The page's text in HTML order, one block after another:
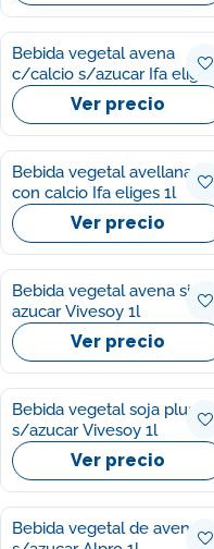
Bebida vegetal avena
c/calcio s/azucar Ifa eliges
1l
Ver precio
Bebida vegetal avellana
con calcio Ifa eliges 1l
Ver precio
Bebida vegetal avena sin
azucar Vivesoy 1l
Ver precio
Bebida vegetal soja plus
s/azucar Vivesoy 1l
Ver precio
Bebida vegetal de avena